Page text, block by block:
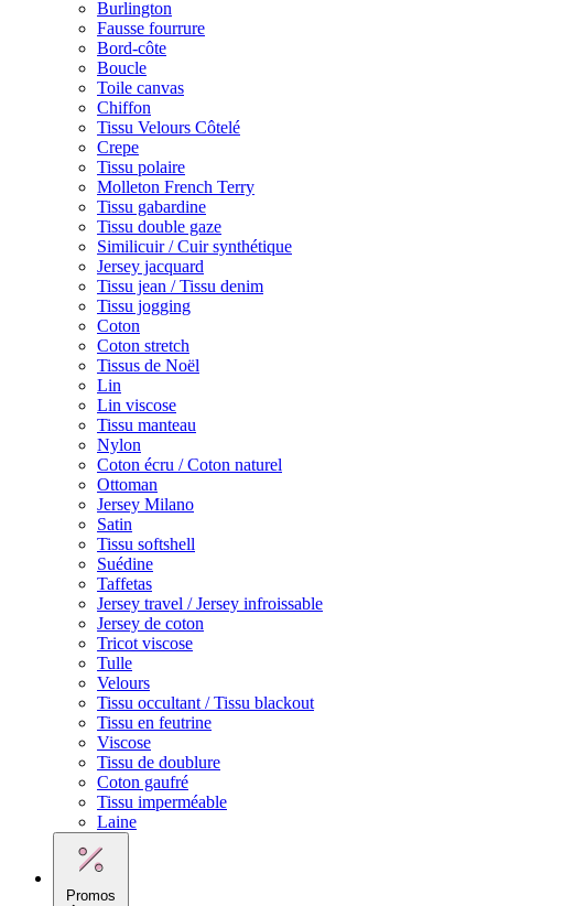
Burlington
Fausse fourrure
Bord-côte
Boucle
Toile canvas
Chiffon
Tissu Velours Côtelé
Crepe
Tissu polaire
Molleton French Terry
Tissu gabardine
Tissu double gaze
Similicuir / Cuir synthétique
Jersey jacquard
Tissu jean / Tissu denim
Tissu jogging
Coton
Coton stretch
Tissus de Noël
Lin
Lin viscose
Tissu manteau
Nylon
Coton écru / Coton naturel
Ottoman
Jersey Milano
Satin
Tissu softshell
Suédine
Taffetas
Jersey travel / Jersey infroissable
Jersey de coton
Tricot viscose
Tulle
Velours
Tissu occultant / Tissu blackout
Tissu en feutrine
Viscose
Tissu de doublure
Coton gaufré
Tissu imperméable
Laine
Promos